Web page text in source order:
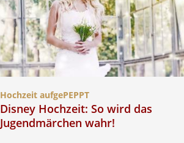
Hochzeit aufgePEPPT
Disney Hochzeit: So wird das
Jugendmärchen wahr!